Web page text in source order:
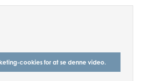
cookies for at se denne video.